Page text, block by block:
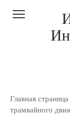
Главная страница
трамвайного